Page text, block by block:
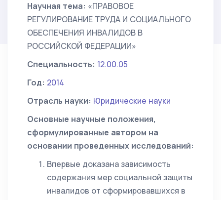
Научная тема: «ПРАВОВОЕ
РЕГУЛИРОВАНИЕ ТРУДА И СОЦИАЛЬНОГО
ОБЕСПЕЧЕНИЯ ИНВАЛИДОВ В
РОССИЙСКОЙ ФЕДЕРАЦИИ»
Специальность: 12.00.05
Год: 2014
Отрасль науки: Юридические науки
Основные научные положения,
сформулированные автором на
основании проведенных исследований:
Впервые доказана зависимость
содержания мер социальной защиты
инвалидов от сформировавшихся в